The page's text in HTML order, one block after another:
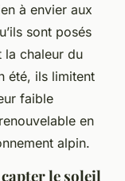
à envier aux
sont posés
la chaleur du
été, ils limitent
faible
en
alpin.
le soleil